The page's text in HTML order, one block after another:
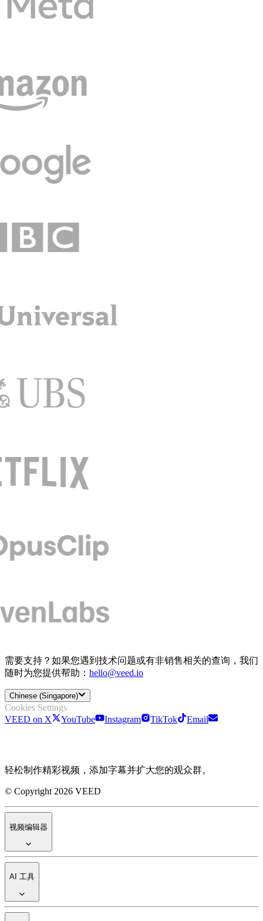
需要支持？如果您遇到技术问题或有非销售相关的查询，我们
随时为您提供帮助： hello@veed.io
Chinese (Singapore)
Cookies Settings
VEED on X
YouTube Instagram TikTok Email
轻松制作精彩视频，添加字幕并扩大您的观众群。
© Copyright 2026 VEED
视频编辑器
AI 工具